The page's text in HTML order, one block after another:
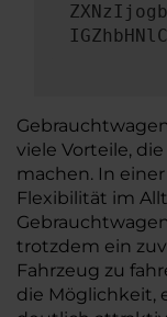
viele Vorteile,
machen. In
Flexibilität im
trotzdem ein
Fahrzeug zu
die Möglichkeit,